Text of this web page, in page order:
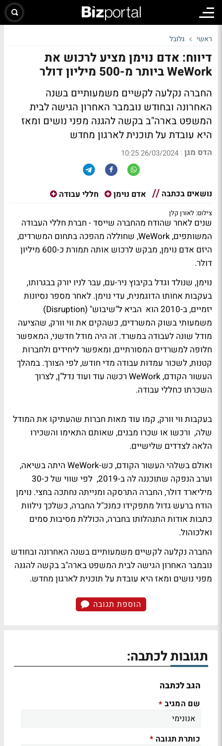
ראשי גלובל
דיווח: אדם נוימן מציע לרכוש את
WeWork ביותר מ-500 מיליון דולר
החברה נקלעה לקשיים משמעותיים בשנה
האחרונה ובחודש נובמבר האחרון הגישה לבית
המשפט בארה"ב בקשה להגנה מפני נושים ומאז
היא עובדת על תוכנית לארגון מחדש
הדס מגן |
26/03/2024 10:25
נושאים בכתבה אדם נוימן חללי עבודה
צילום: לאורן קלן
שנים לאחר שהודח מהחברה שייסד - חברת חללי העבודה
המשותפים, WeWork, שחוללה מהפכה בתחום המשרדים,
היזם אדם נוימן, מבקש לרכוש אותה תמורת כ-600 מיליון
דולר.
נוימן, שנולד וגדל בקיבוץ ניר-עם, עבר לניו יורק בבגרותו,
בעקבות אחותו הדוגמנית, עדי נוימן. לאחר מספר נסיונות
יזמיים, ב-2010 הוא הביא ל"שיבוש" (Disruption)
משמעותי בשוק המשרדים, כשהקים את ווי וורק, שהציעה
מודל שונה לעבודה במשרד. זה היה מודל חדשני, המאפשר
חלופה למשרדים המסורתיים, ומאפשר ליחידים ולחברות
קטנות, לשכור עמדות עבודה מדי חודש, לפי הצורך. במהלך
העשור הקודם, WeWork רכשה עוד ועוד נדל"ן, לצרוך
השכרתו כחללי עבודה.
בעקבות ווי וורק, קמו עוד מאות חברות שהעתיקו את המודל
שלה, ורכשו או שכרו מבנים, שאותם התאימו והשכירו
הלאה לצדדים שלישיים.
ואולם בשלהי העשור הקודם, כש-WeWork היתה בשיאה,
וערב הנפקה שתוכננה לה ב-2019, לפי שווי של כ-30
מיליארד דולר, החברה התרסקה ומנייתה נחתכה בחצי. נוימן
הודח ברעש גדול מתפקידו כמנכ"ל החברה, כשלכך נילוות
כתבות אודות התנהלותו בחברה, הכוללת מסיבות סמים
ואלכוהול.
החברה נקלעה לקשיים משמעותיים בשנה האחרונה ובחודש
נובמבר האחרון הגישה לבית המשפט בארה"ב בקשה להגנה
מפני נושים ומאז היא עובדת על תוכנית לארגון מחדש.
הוספת תגובה
תגובות לכתבה:
הגב לכתבה
שם המגיב *
כותרת תגובה *